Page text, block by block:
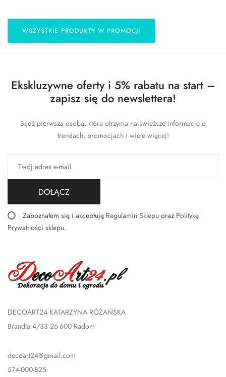
WSZYSTKIE PRODUKTY W PROMOCJI
Ekskluzywne oferty i 5% rabatu na start –
zapisz się do newslettera!
Bądź pierwszą osobą, która otrzyma najświeższe informacje o
trendach, promocjach i wiele więcej!
DOŁĄCZ
Zapoznałem się i akceptuję Regulamin Sklepu oraz Politykę
Prywatności sklepu.
DECOART24 KATARZYNA RÓŻAŃSKA
Brandta 4/33 26-600 Radom
decoart24@gmail.com
574-000-825